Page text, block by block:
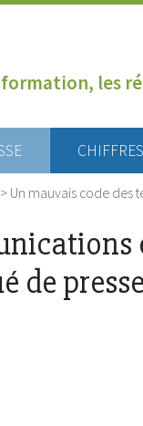
les
> Un mauvais code des
de